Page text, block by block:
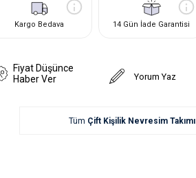
Kargo Bedava 14 Gün İade Garantisi
Fiyat Düşünce
Haber Ver
Yorum Yaz
Tüm Çift Kişilik Nevresim Takımı